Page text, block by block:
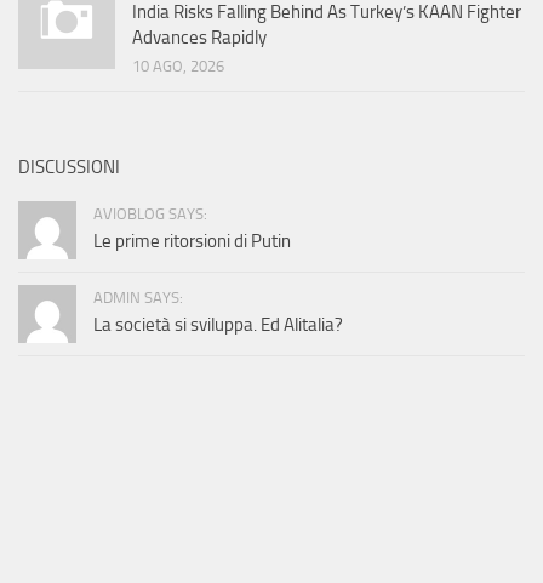
India Risks Falling Behind As Turkey’s KAAN Fighter
Advances Rapidly
10 AGO, 2026
DISCUSSIONI
AVIOBLOG SAYS:
Le prime ritorsioni di Putin
ADMIN SAYS:
La società si sviluppa. Ed Alitalia?